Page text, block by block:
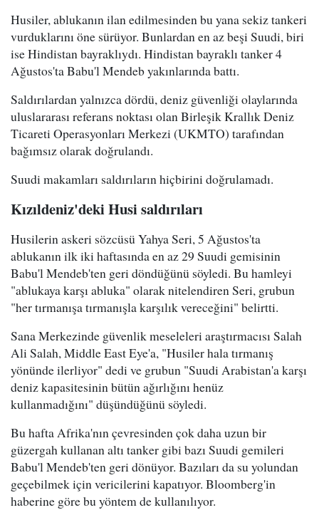
Husiler, ablukanın ilan edilmesinden bu yana sekiz tankeri
vurduklarını öne sürüyor. Bunlardan en az beşi Suudi, biri
ise Hindistan bayraklıydı. Hindistan bayraklı tanker 4
Ağustos'ta Babu'l Mendeb yakınlarında battı.
Saldırılardan yalnızca dördü, deniz güvenliği olaylarında
uluslararası referans noktası olan Birleşik Krallık Deniz
Ticareti Operasyonları Merkezi (UKMTO) tarafından
bağımsız olarak doğrulandı.
Suudi makamları saldırıların hiçbirini doğrulamadı.
Kızıldeniz'deki Husi saldırıları
Husilerin askeri sözcüsü Yahya Seri, 5 Ağustos'ta
ablukanın ilk iki haftasında en az 29 Suudi gemisinin
Babu'l Mendeb'ten geri döndüğünü söyledi. Bu hamleyi
"ablukaya karşı abluka" olarak nitelendiren Seri, grubun
"her tırmanışa tırmanışla karşılık vereceğini" belirtti.
Sana Merkezinde güvenlik meseleleri araştırmacısı Salah
Ali Salah, Middle East Eye'a, "Husiler hala tırmanış
yönünde ilerliyor" dedi ve grubun "Suudi Arabistan'a karşı
deniz kapasitesinin bütün ağırlığını henüz
kullanmadığını" düşündüğünü söyledi.
Bu hafta Afrika'nın çevresinden çok daha uzun bir
güzergah kullanan altı tanker gibi bazı Suudi gemileri
Babu'l Mendeb'ten geri dönüyor. Bazıları da su yolundan
geçebilmek için vericilerini kapatıyor. Bloomberg'in
haberine göre bu yöntem de kullanılıyor.